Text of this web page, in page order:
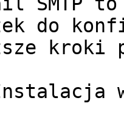
do
kroki